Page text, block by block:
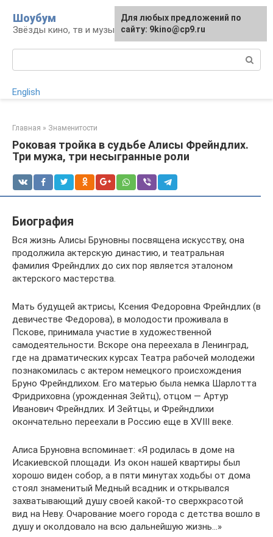
контенту
Шоубум
Звёзды кино, тв и музыки
English
Главная » Знаменитости
Роковая тройка в судьбе Алисы Фрейндлих.
Три мужа, три несыгранные роли
Биография
Вся жизнь Алисы Бруновны посвящена искусству, она
продолжила актерскую династию, и театральная
фамилия Фрейндлих до сих пор является эталоном
актерского мастерства.
Мать будущей актрисы, Ксения Федоровна Фрейндлих (в
девичестве Федорова), в молодости проживала в
Пскове, принимала участие в художественной
самодеятельности. Вскоре она переехала в Ленинград,
где на драматических курсах Театра рабочей молодежи
познакомилась с актером немецкого происхождения
Бруно Фрейндлихом. Его матерью была немка Шарлотта
Фридриховна (урожденная Зейтц), отцом — Артур
Иванович Фрейндлих. И Зейтцы, и Фрейндлихи
окончательно переехали в Россию еще в XVIII веке.
Алиса Бруновна вспоминает: «Я родилась в доме на
Исакиевской площади. Из окон нашей квартиры был
хорошо виден собор, а в пяти минутах ходьбы от дома
стоял знаменитый Медный всадник и открывался
захватывающий душу своей какой-то сверхкрасотой
вид на Неву. Очарование моего города с детства вошло в
душу и околдовало на всю дальнейшую жизнь…»
Для любых предложений по
сайту: 9kino@cp9.ru